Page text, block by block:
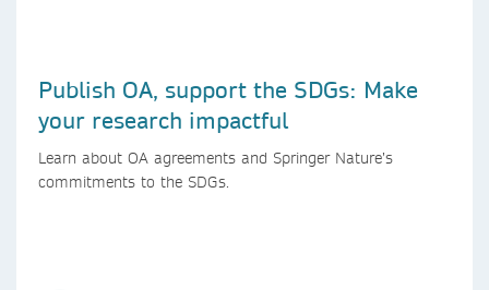
Publish OA, support the SDGs: Make
your research impactful
Learn about OA agreements and Springer Nature’s
commitments to the SDGs.